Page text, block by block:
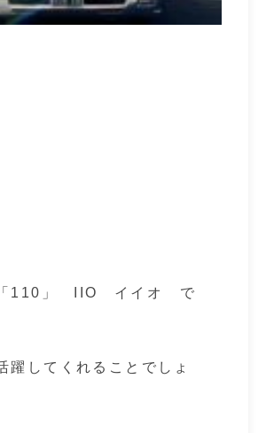
「110」 IIO イイオ で
躍してくれることでしょ